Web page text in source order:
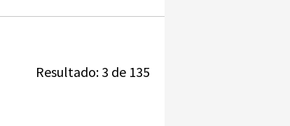
Resultado: 3 de 135